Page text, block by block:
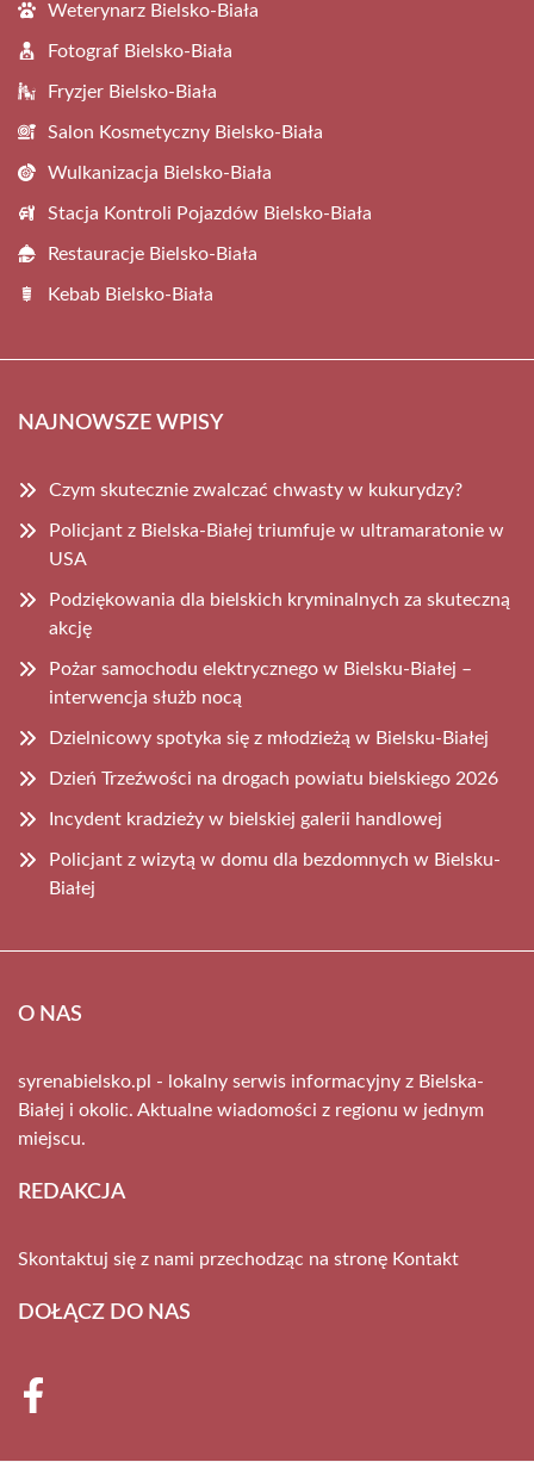
Weterynarz Bielsko-Biała
Fotograf Bielsko-Biała
Fryzjer Bielsko-Biała
Salon Kosmetyczny Bielsko-Biała
Wulkanizacja Bielsko-Biała
Stacja Kontroli Pojazdów Bielsko-Biała
Restauracje Bielsko-Biała
Kebab Bielsko-Biała
NAJNOWSZE WPISY
Czym skutecznie zwalczać chwasty w kukurydzy?
Policjant z Bielska-Białej triumfuje w ultramaratonie w
USA
Podziękowania dla bielskich kryminalnych za skuteczną
akcję
Pożar samochodu elektrycznego w Bielsku-Białej –
interwencja służb nocą
Dzielnicowy spotyka się z młodzieżą w Bielsku-Białej
Dzień Trzeźwości na drogach powiatu bielskiego 2026
Incydent kradzieży w bielskiej galerii handlowej
Policjant z wizytą w domu dla bezdomnych w Bielsku-
Białej
O NAS
syrenabielsko.pl - lokalny serwis informacyjny z Bielska-
Białej i okolic. Aktualne wiadomości z regionu w jednym
miejscu.
REDAKCJA
Skontaktuj się z nami przechodząc na stronę Kontakt
DOŁĄCZ DO NAS